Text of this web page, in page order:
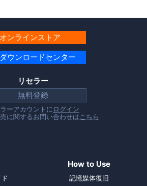
オンラインストア
ダウンロードセンター
リセラー
無料登録
ーアカウントに ログイン
に関するお問い合わせは こちら
How to Use
記憶媒体復旧